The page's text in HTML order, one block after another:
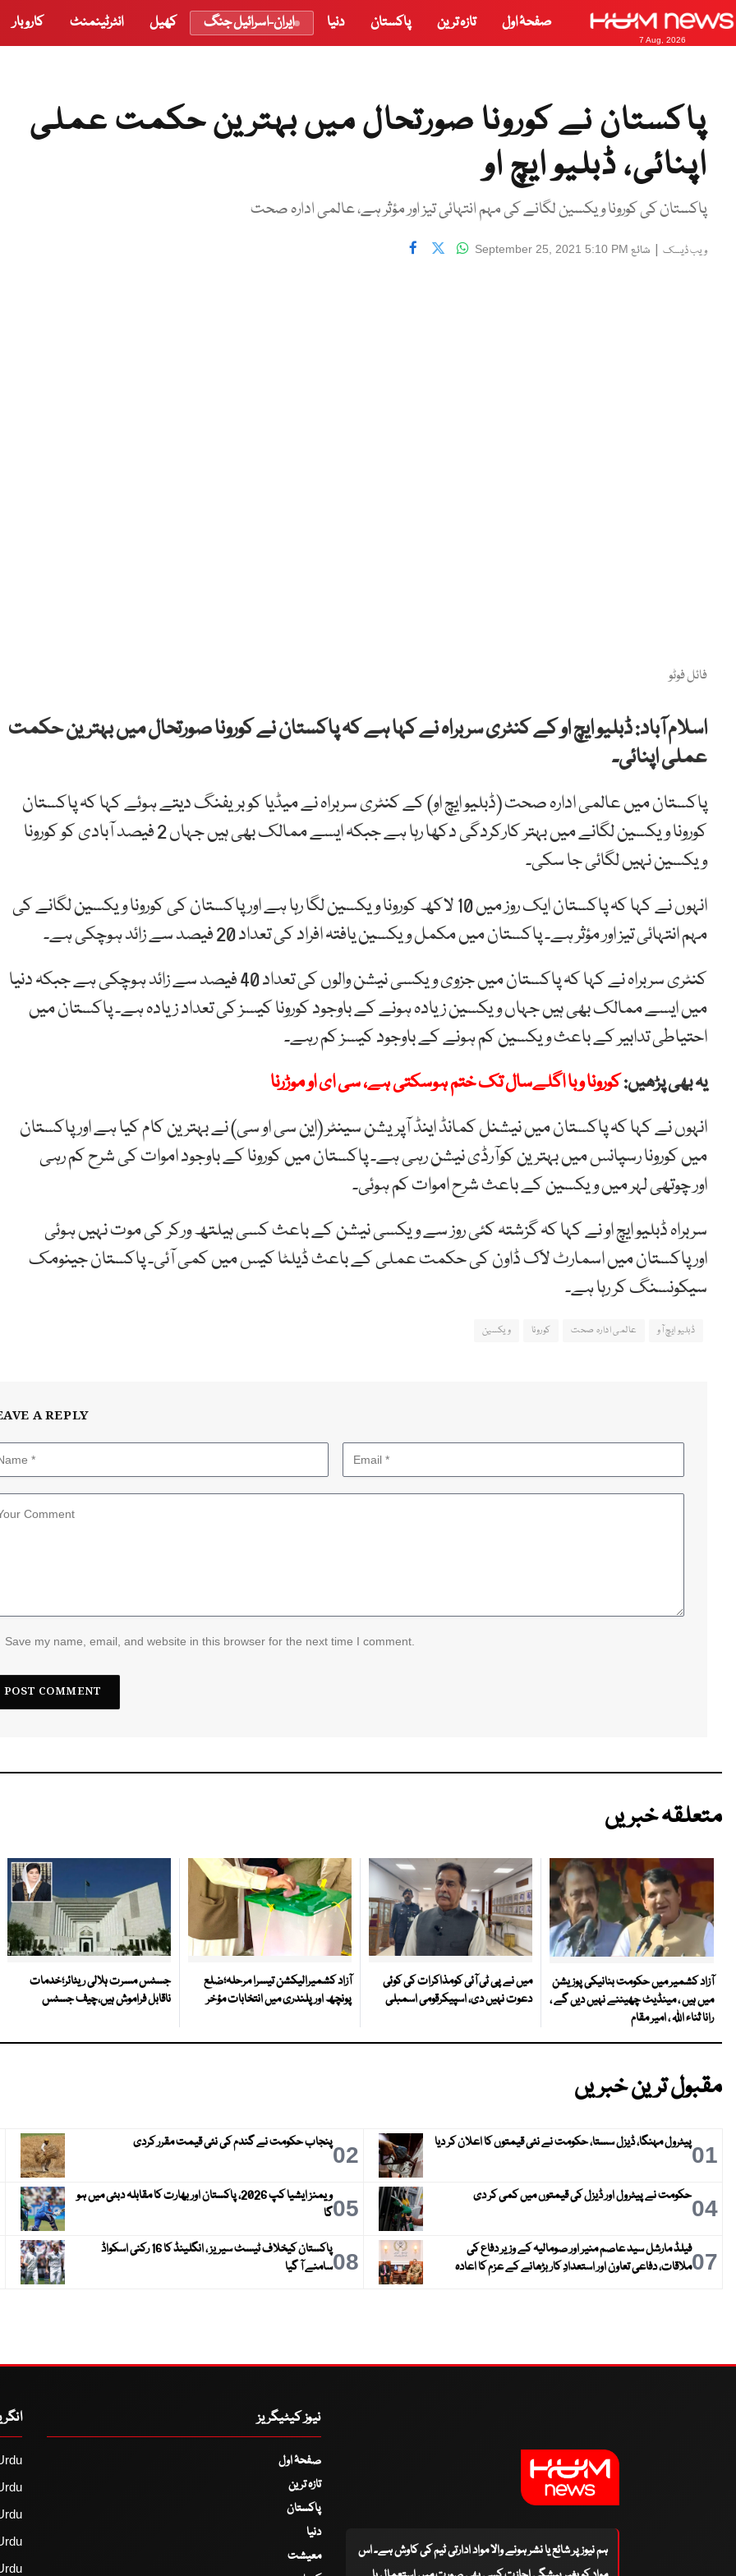
7 Aug, 2026
صفحۂ اول تازہ ترین پاکستان دنیا ایران-اسرائیل جنگ کھیل انٹرٹینمنٹ کاروبار
پاکستان نے کورونا صورتحال میں بہترین حکمت عملی
اپنائی، ڈبلیو ایچ او
پاکستان کی کورونا ویکسین لگانے کی مہم انتہائی تیز اور مؤثر ہے، عالمی ادارہ صحت
ویب ڈیسک | شائع September 25, 2021 5:10 PM
فائل فوٹو
اسلام آباد: ڈبلیو ایچ او کے کنٹری سربراہ نے کہا ہے کہ پاکستان نے کورونا صورتحال میں بہترین حکمت
عملی اپنائی۔
پاکستان میں عالمی ادارہ صحت (ڈبلیو ایچ او) کے کنٹری سربراہ نے میڈیا کو بریفنگ دیتے ہوئے کہا کہ پاکستان
کورونا ویکسین لگانے میں بہتر کارکردگی دکھا رہا ہے جبکہ ایسے ممالک بھی ہیں جہاں 2 فیصد آبادی کو کورونا
ویکسین نہیں لگائی جا سکی۔
انہوں نے کہا کہ پاکستان ایک روز میں 10 لاکھ کورونا ویکسین لگا رہا ہے اور پاکستان کی کورونا ویکسین لگانے کی
مہم انتہائی تیز اور مؤثر ہے۔ پاکستان میں مکمل ویکسین یافتہ افراد کی تعداد 20 فیصد سے زائد ہوچکی ہے۔
کنٹری سربراہ نے کہا کہ پاکستان میں جزوی ویکسی نیشن والوں کی تعداد 40 فیصد سے زائد ہوچکی ہے جبکہ دنیا
میں ایسے ممالک بھی ہیں جہاں ویکسین زیادہ ہونے کے باوجود کورونا کیسز کی تعداد زیادہ ہے۔ پاکستان میں
احتیاطی تدابیر کے باعث ویکسین کم ہونے کے باوجود کیسز کم رہے۔
یہ بھی پڑھیں:کورونا وبا اگلےسال تک ختم ہوسکتی ہے، سی ای او موڑرنا
انہوں نے کہا کہ پاکستان میں نیشنل کمانڈ اینڈ آپریشن سینٹر (این سی او سی) نے بہترین کام کیا ہے اور پاکستان
میں کورونا رسپانس میں بہترین کوآرڈی نیشن رہی ہے۔ پاکستان میں کورونا کے باوجود اموات کی شرح کم رہی
اور چوتھی لہر میں ویکسین کے باعث شرح اموات کم ہوئی۔
سربراہ ڈبلیو ایچ او نے کہا کہ گزشتہ کئی روز سے ویکسی نیشن کے باعث کسی ہیلتھ ورکر کی موت نہیں ہوئی
اور پاکستان میں اسمارٹ لاک ڈاون کی حکمت عملی کے باعث ڈیلٹا کیس میں کمی آئی۔ پاکستان جینومک
سیکونسنگ کر رہا ہے۔
ڈبلیو ایچ آو عالمی ادارہ صحت کورونا ویکسین
A REPLY
Save my name, email, and website in this browser for the next time I comment.
متعلقہ خبریں
آزاد کشمیر میں حکومت بنانیکی پوزیشن
میں ہیں ، مینڈیٹ چھیننے نہیں دیں گے ،
رانا ثناء اللہ ، امیر مقام
میں نے پی ٹی آئی کومذاکرات کی کوئی
دعوت نہیں دی، اسپیکرقومی اسمبلی
آزاد کشمیرالیکشن تیسرا مرحلہ؛ضلع
پونچھ اور پلندری میں انتخابات مؤخر
جسٹس مسرت ہلالی ریٹائر؛خدمات
ناقابل فراموش ہیں،چیف جسٹس
مقبول ترین خبریں
01پیٹرول مہنگا، ڈیزل سستا، حکومت نے نئی قیمتوں کا اعلان کر دیا 02پنجاب حکومت نے گندم کی نئی قیمت مقرر کردی
04حکومت نے پیٹرول اور ڈیزل کی قیمتوں میں کمی کر دی 05
ویمنز ایشیا کپ 2026، پاکستان اور بھارت کا مقابلہ دبئی میں ہو
گا
07فیلڈ مارشل سید عاصم منیر اور صومالیہ کے وزیر دفاع کی
ملاقات، دفاعی تعاون اور استعدادِ کار بڑھانے کے عزم کا اعادہ
08
پاکستان کیخلاف ٹیسٹ سیریز ، انگلینڈ کا 16 رکنی اسکواڈ
سامنے آ گیا
ہم نیوز پر شائع یا نشر ہونے والا مواد ادارتی ٹیم کی کاوش ہے۔ اس
نیوز کیٹیگریز
صفحۂ اول
تازہ ترین
پاکستان
دنیا
معیشت